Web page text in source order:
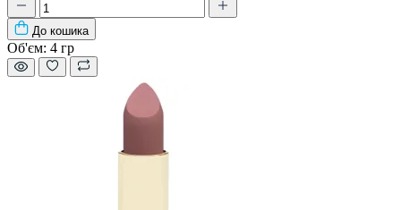
До кошика
Об'єм: 4 гр